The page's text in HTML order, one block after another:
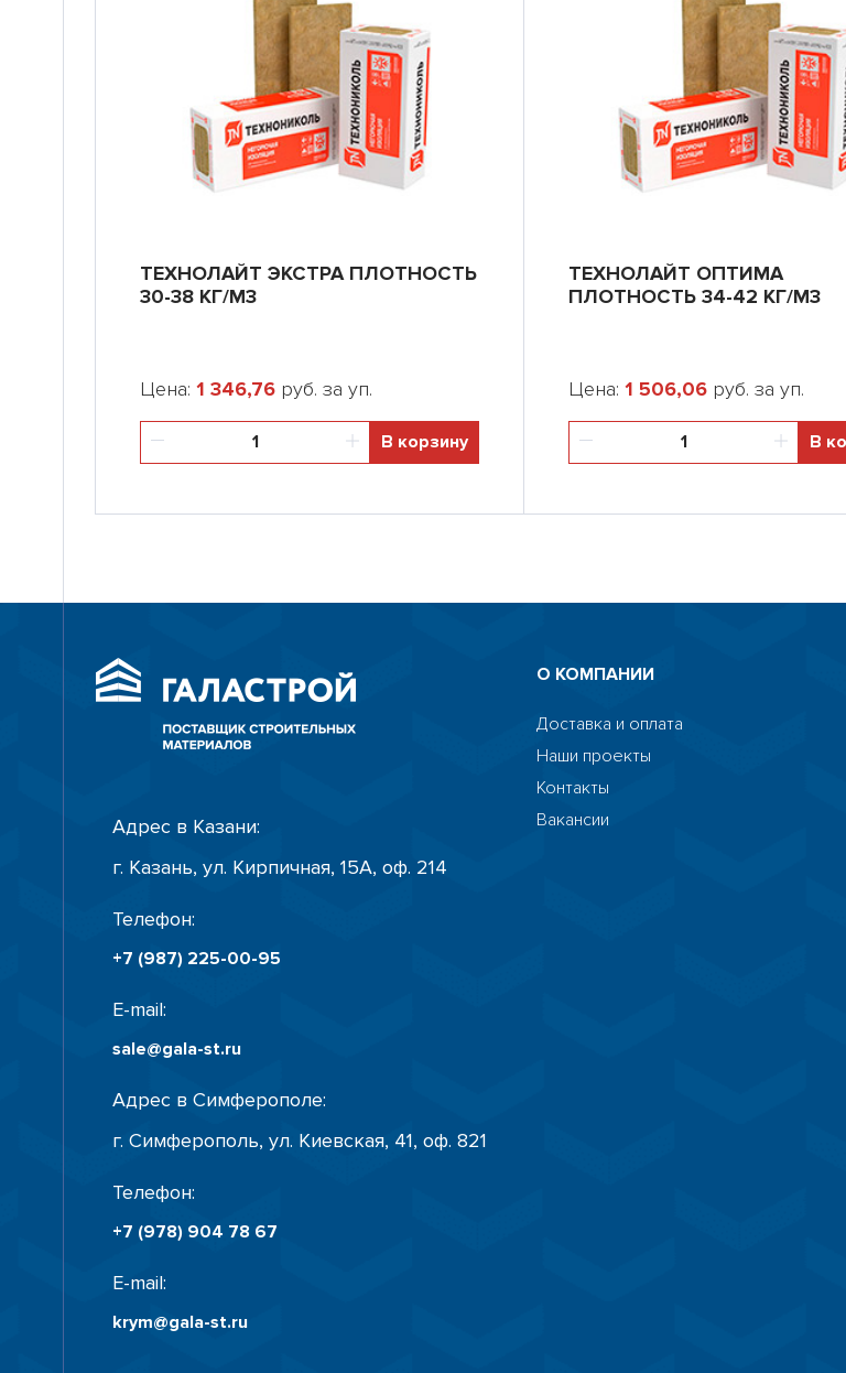
ТЕХНОЛАЙТ ЭКСТРА ПЛОТНОСТЬ
30-38 КГ/М3
Цена: 1 346,76 руб. за уп.
В корзину
ТЕХНОЛАЙТ ОПТИМА
ПЛОТНОСТЬ 34-42 КГ/М3
Цена: 1 506,06 руб. за уп.
В
Адрес в Казани:
г. Казань, ул. Кирпичная, 15А, оф. 214
Телефон:
+7 (987) 225-00-95
E-mail:
sale@gala-st.ru
Адрес в Симферополе:
г. Симферополь, ул. Киевская, 41, оф. 821
Телефон:
+7 (978) 904 78 67
E-mail:
krym@gala-st.ru
О КОМПАНИИ
Доставка и оплата
Наши проекты
Контакты
Вакансии